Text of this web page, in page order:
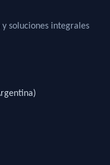
soluciones integrales